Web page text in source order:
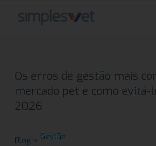
Os erros de gestão mais
mercado pet e como evitá-
2026
Blog > Gestão